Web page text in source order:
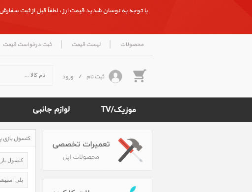
با توجه به نوسان شدید قیمت ارز ، لطفاً قبل از ثبت سفارش با
محصولات | لیست قیمت | ثبت درخواست قیمت
ثبت نام / ورود